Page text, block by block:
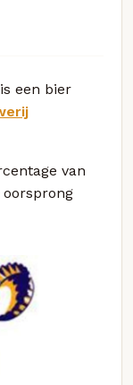
een bier
van